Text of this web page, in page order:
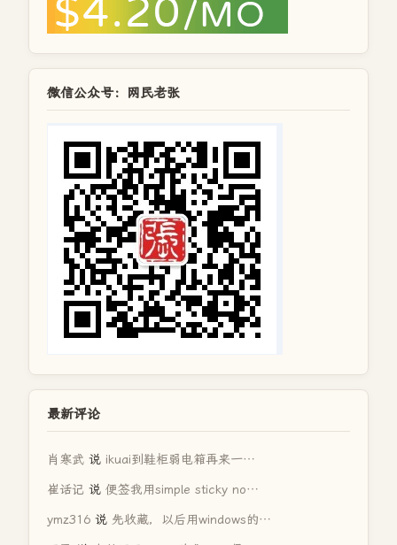
微信公众号：网民老张
最新评论
肖寒武 说 ikuai到鞋柜弱电箱再来一…
崔话记 说 便签我用simple sticky no…
ymz316 说 先收藏，以后用windows的…